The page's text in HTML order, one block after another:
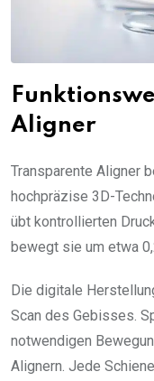
Aligner
Transparente Aligner
hochpräzise 3D-
übt kontrollierten
bewegt sie um etwa
Die digitale
Scan des Gebisses.
notwendigen
Alignern. Jede